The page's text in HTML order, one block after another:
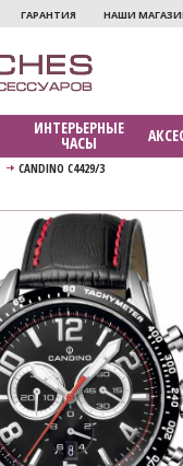
ГАРАНТИЯ НАШИ
ИНТЕРЬЕРНЫЕ
ЧАСЫ
CANDINO C4429/3